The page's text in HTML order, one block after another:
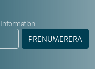
Information
PRENUMERERA